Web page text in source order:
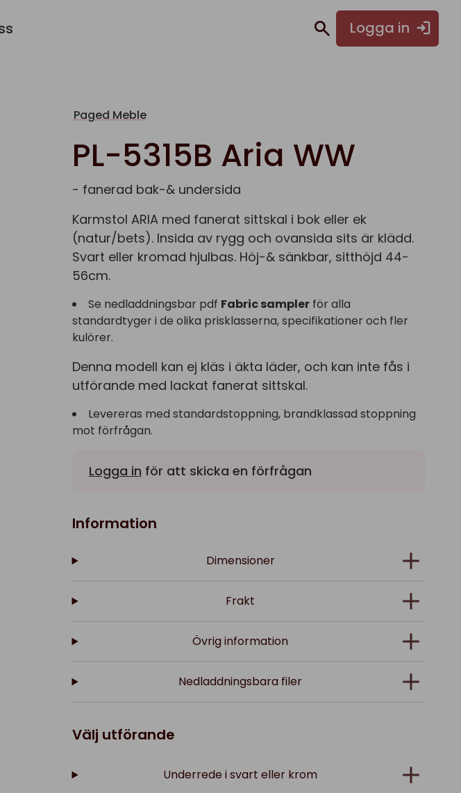
Logga in
Paged Meble
PL-5315B Aria WW
- fanerad bak-& undersida
Karmstol ARIA med fanerat sittskal i bok eller ek
(natur/bets). Insida av rygg och ovansida sits är klädd.
Svart eller kromad hjulbas. Höj-& sänkbar, sitthöjd 44-
56cm.
Se nedladdningsbar pdf Fabric samplerför alla
standardtyger i de olika prisklasserna, specifikationer och fler
kulörer.
Denna modell kan ej kläs i äkta läder, och kan inte fås i
utförande med lackat fanerat sittskal.
Levereras med standardstoppning, brandklassad stoppning
mot förfrågan.
Logga in för att skicka en förfrågan
Information
Dimensioner
Frakt
Övrig information
Nedladdningsbara filer
Välj utförande
Underrede i svart eller krom